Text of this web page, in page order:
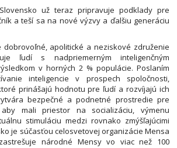
už teraz pripravuje podklady pre
a teší sa na nové výzvy a ďalšiu generáciu
dobrovoľné, apolitické a neziskové združenie
ľudí s nadpriemerným inteligenčným
v horných 2 % populácie. Poslaním
inteligencie v prospech spoločnosti,
prinášajú hodnotu pre ľudí a rozvíjajú ich
bezpečné a podnetné prostredie pre
mali priestor na socializáciu, výmenu
stimuláciu medzi rovnako zmýšľajúcimi
je súčasťou celosvetovej organizácie Mensa
národné Mensy vo viac než 100